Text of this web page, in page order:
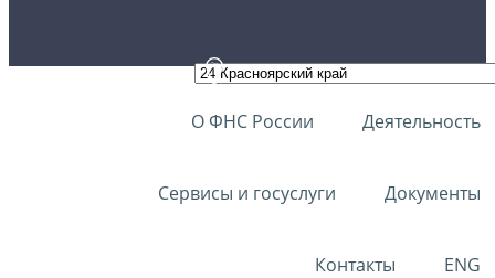
О ФНС России Деятельность
Сервисы и госуслуги Документы
Контакты ENG